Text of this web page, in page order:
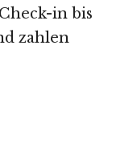
in bis
zahlen